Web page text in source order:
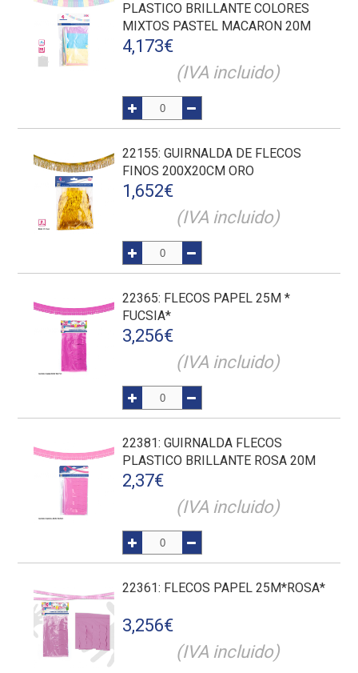
PLASTICO BRILLANTE COLORES
MIXTOS PASTEL MACARON 20M
4,173€
(IVA incluido)
22155: GUIRNALDA DE FLECOS
FINOS 200X20CM ORO
1,652€
(IVA incluido)
22365: FLECOS PAPEL 25M *
FUCSIA*
3,256€
(IVA incluido)
22381: GUIRNALDA FLECOS
PLASTICO BRILLANTE ROSA 20M
2,37€
(IVA incluido)
22361: FLECOS PAPEL 25M*ROSA*
3,256€
(IVA incluido)